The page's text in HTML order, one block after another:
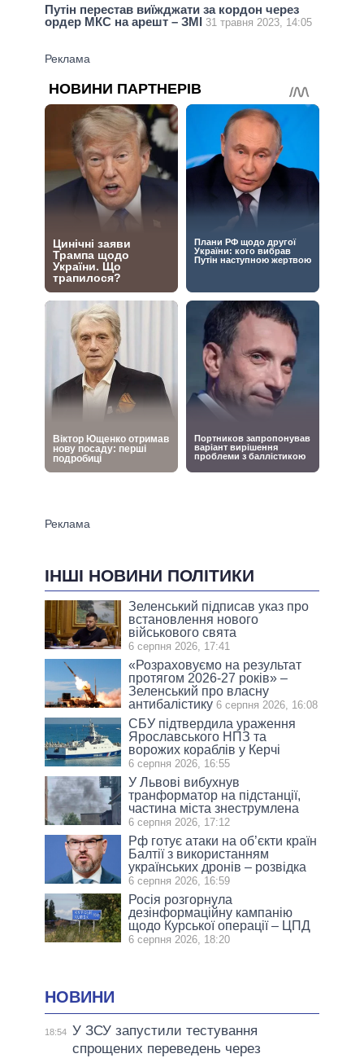
Путін перестав виїжджати за кордон через
ордер МКС на арешт – ЗМІ 31 травня 2023, 14:05
ІНШІ НОВИНИ ПОЛІТИКИ
Зеленський підписав указ про
встановлення нового
військового свята
6 серпня 2026, 17:41
«Розраховуємо на результат
протягом 2026-27 років» –
Зеленський про власну
антибалістику 6 серпня 2026, 16:08
СБУ підтвердила ураження
Ярославського НПЗ та
ворожих кораблів у Керчі
6 серпня 2026, 16:55
У Львові вибухнув
транформатор на підстанції,
частина міста знеструмлена
6 серпня 2026, 17:12
Рф готує атаки на об’єкти країн
Балтії з використанням
українських дронів – розвідка
6 серпня 2026, 16:59
Росія розгорнула
дезінформаційну кампанію
щодо Курської операції – ЦПД
6 серпня 2026, 18:20
НОВИНИ
18:54 У ЗСУ запустили тестування
спрощених переведень через